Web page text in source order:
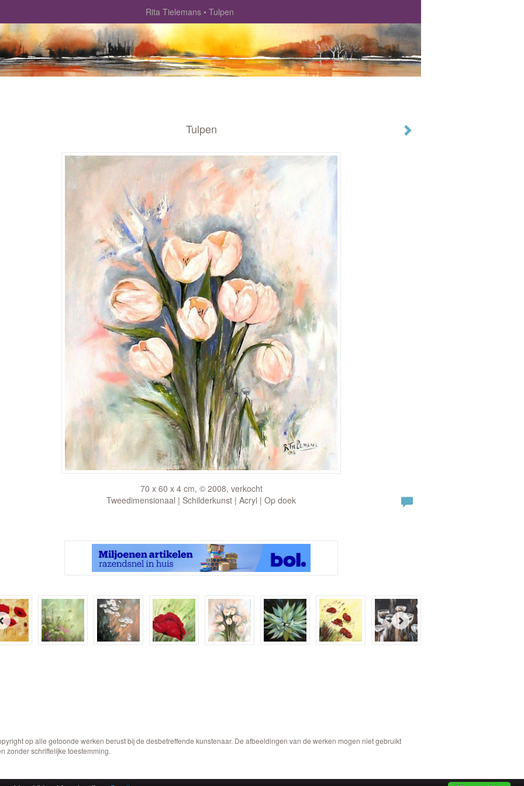
Rita Tielemans Tulpen
Tulpen
70 x 60 x 4 cm, © 2008, verkocht
Tweedimensionaal | Schilderkunst | Acryl | Op doek
op alle getoonde werken berust bij de desbetreffende kunstenaar. De afbeeldingen van de werken mogen niet gebruikt
zonder schriftelijke toestemming.